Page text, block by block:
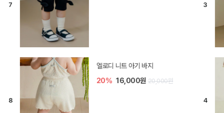
엘로디 니트 아기 바지
20% 16,000원 20,000원